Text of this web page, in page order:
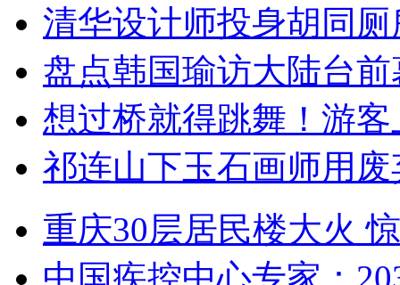
清华设计师投身胡同
盘点韩国瑜访大陆台
想过桥就得跳舞！游客
祁连山下玉石画师用
重庆30层居民楼大火
中国疾控中心专家：